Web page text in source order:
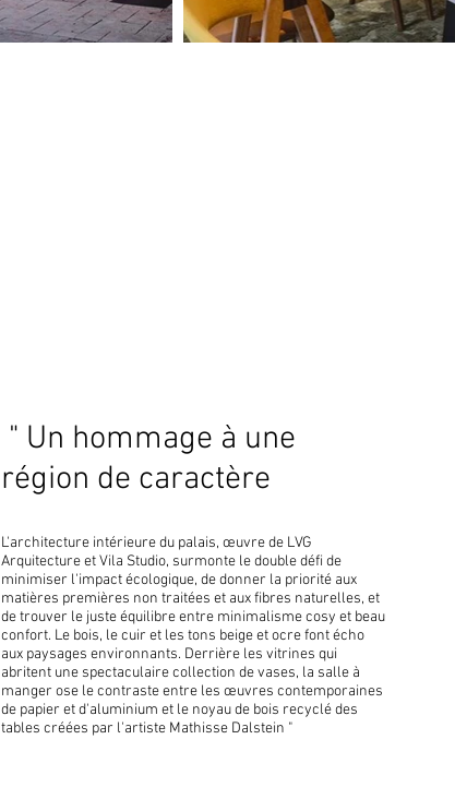
" Un hommage à une
région de caractère
L'architecture intérieure du palais, œuvre de LVG
Arquitecture et Vila Studio, surmonte le double défi de
minimiser l'impact écologique, de donner la priorité aux
matières premières non traitées et aux fibres naturelles, et
de trouver le juste équilibre entre minimalisme cosy et beau
confort. Le bois, le cuir et les tons beige et ocre font écho
aux paysages environnants. Derrière les vitrines qui
abritent une spectaculaire collection de vases, la salle à
manger ose le contraste entre les œuvres contemporaines
de papier et d'aluminium et le noyau de bois recyclé des
tables créées par l'artiste Mathisse Dalstein "